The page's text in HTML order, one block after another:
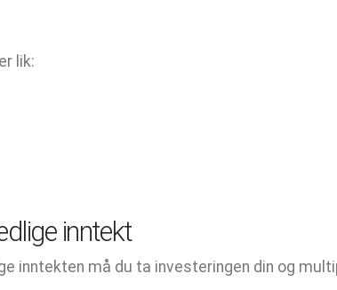
lik:
inntekt
inntekten må du ta investeringen din og